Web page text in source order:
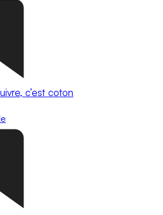
c’est coton